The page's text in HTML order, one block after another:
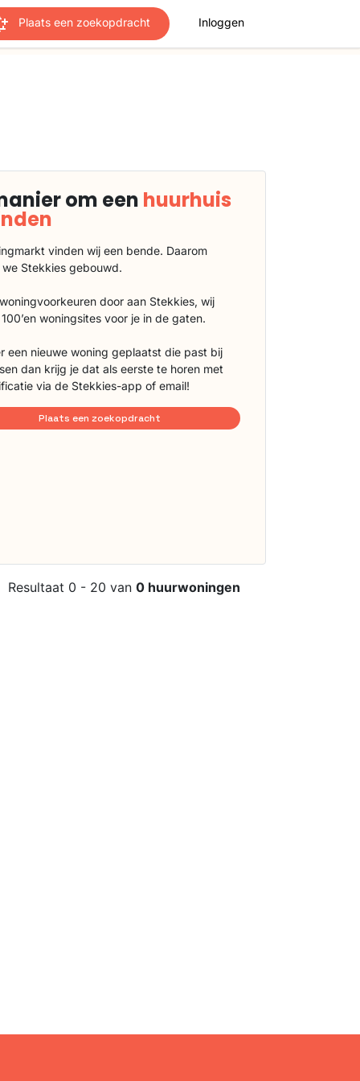
Plaats een zoekopdracht Inloggen
om een huurhuis
vinden wij een bende. Daarom
Stekkies gebouwd.
door aan Stekkies, wij
woningsites voor je in de gaten.
een nieuwe woning geplaatst die past bij
dan krijg je dat als eerste te horen met
via de Stekkies-app of email!
Plaats een zoekopdracht
Resultaat 0 - 20 van 0 huurwoningen